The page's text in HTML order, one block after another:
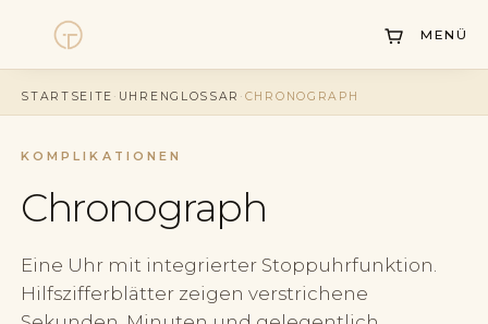
MENÜ
Service
Geschichte
STARTSEITE · UHRENGLOSSAR · CHRONOGRAPH
KOMPLIKATIONEN
Chronograph
Eine Uhr mit integrierter Stoppuhrfunktion.
Hilfszifferblätter zeigen verstrichene